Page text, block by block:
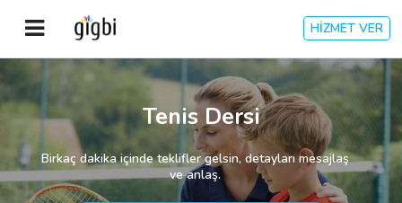
HİZMET VER
Anasayfa
Giriş Yap
Kayıt Ol
Tenis Dersi
Birkaç dakika içinde teklifler gelsin, detayları mesajlaş
ve anlaş.